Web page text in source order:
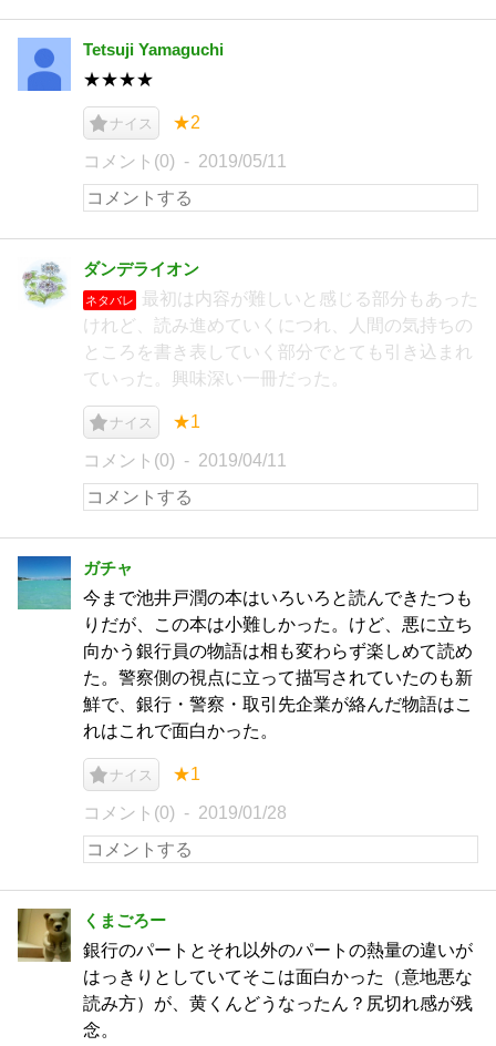
Tetsuji Yamaguchi
★★★★
ナイス ★2
コメント(0) 2019/05/11
ダンデライオン
ネタバレ
最初は内容が難しいと感じる部分もあった
けれど、読み進めていくにつれ、人間の気持ちの
ところを書き表していく部分でとても引き込まれ
ていった。興味深い一冊だった。
ナイス ★1
コメント(0) 2019/04/11
ガチャ
今まで池井戸潤の本はいろいろと読んできたつも
りだが、この本は小難しかった。けど、悪に立ち
向かう銀行員の物語は相も変わらず楽しめて読め
た。警察側の視点に立って描写されていたのも新
鮮で、銀行・警察・取引先企業が絡んだ物語はこ
れはこれで面白かった。
ナイス ★1
コメント(0) 2019/01/28
くまごろー
銀行のパートとそれ以外のパートの熱量の違いが
はっきりとしていてそこは面白かった（意地悪な
読み方）が、黄くんどうなったん？尻切れ感が残
念。